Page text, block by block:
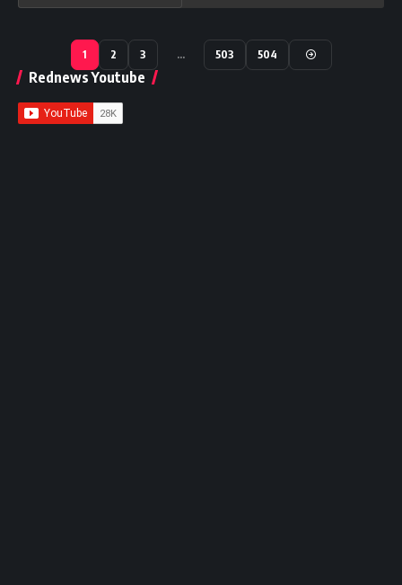
1 2 3 … 503 504
Rednews Youtube